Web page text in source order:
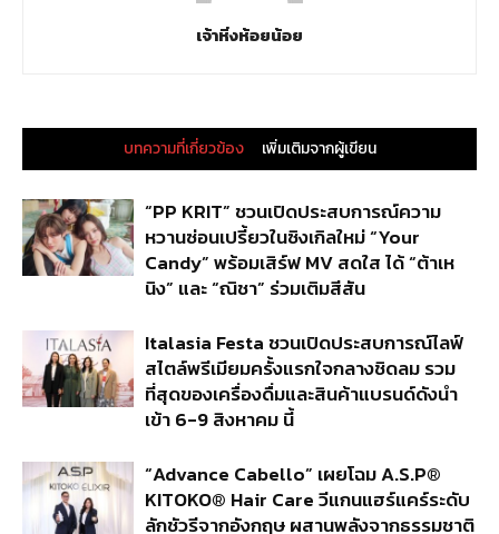
เจ้าหิ่งห้อยน้อย
บทความที่เกี่ยวข้อง เพิ่มเติมจากผู้เขียน
“PP KRIT” ชวนเปิดประสบการณ์ความ
หวานซ่อนเปรี้ยวในซิงเกิลใหม่ “Your
Candy” พร้อมเสิร์ฟ MV สดใส ได้ “ต้าเห
นิง” และ “ณิชา” ร่วมเติมสีสัน
Italasia Festa ชวนเปิดประสบการณ์ไลฟ์
สไตล์พรีเมียมครั้งแรกใจกลางชิดลม รวม
ที่สุดของเครื่องดื่มและสินค้าแบรนด์ดังนำ
เข้า 6-9 สิงหาคม นี้
“Advance Cabello” เผยโฉม A.S.P®
KITOKO® Hair Care วีแกนแฮร์แคร์ระดับ
ลักชัวรีจากอังกฤษ ผสานพลังจากธรรมชาติ